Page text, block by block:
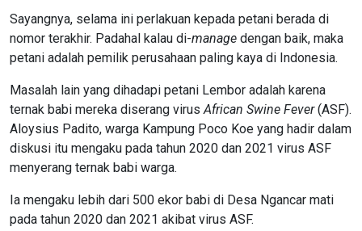
Sayangnya, selama ini perlakuan kepada petani berada di
nomor terakhir. Padahal kalau di-manage dengan baik, maka
petani adalah pemilik perusahaan paling kaya di Indonesia.
Masalah lain yang dihadapi petani Lembor adalah karena
ternak babi mereka diserang virusAfrican Swine Fever(ASF).
Aloysius Padito, warga Kampung Poco Koe yang hadir dalam
diskusi itu mengaku pada tahun 2020 dan 2021 virus ASF
menyerang ternak babi warga.
Ia mengaku lebih dari 500 ekor babi di Desa Ngancar mati
pada tahun 2020 dan 2021 akibat virus ASF.